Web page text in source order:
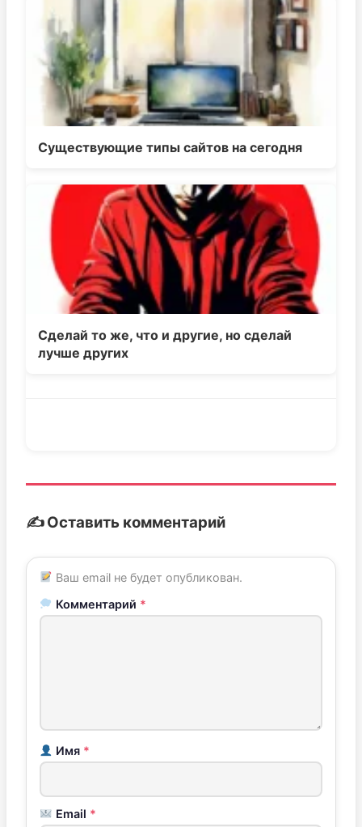
Существующие типы сайтов на сегодня
Сделай то же, что и другие, но сделай
лучше других
✍️ Оставить комментарий
Ваш email не будет опубликован.
Комментарий *
Имя *
Email *